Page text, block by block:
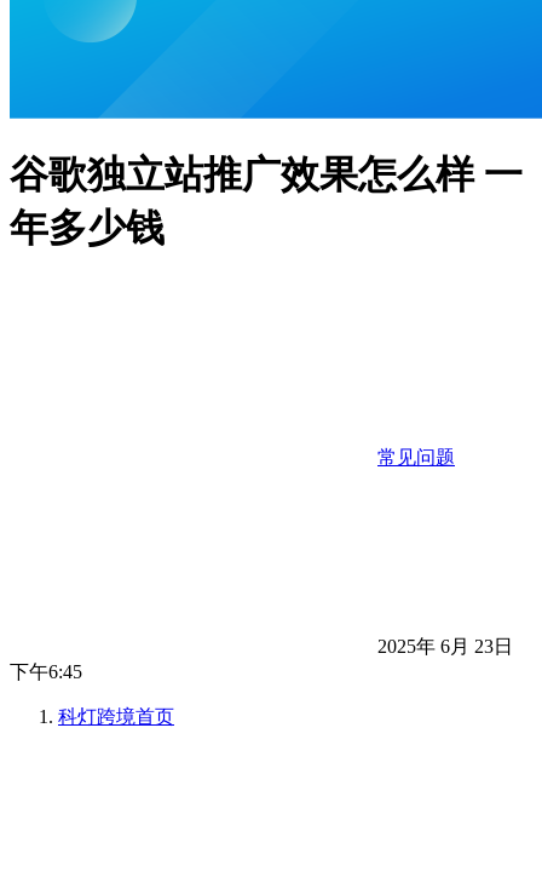
谷歌独立站推广效果怎么样 一
年多少钱
常见问题
2025年 6月 23日
下午6:45
科灯跨境首页